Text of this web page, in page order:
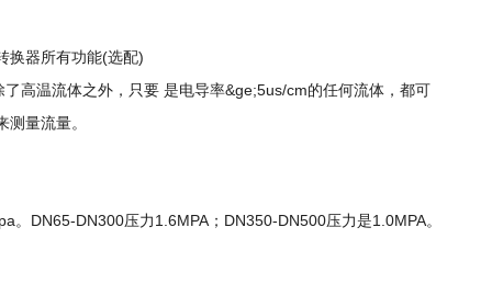
换器所有功能(选配)
高温流体之外，只要 是电导率&ge;5us/cm的任何流体，都可
量流量。
DN65-DN300压力1.6MPA；DN350-DN500压力是1.0MPA。